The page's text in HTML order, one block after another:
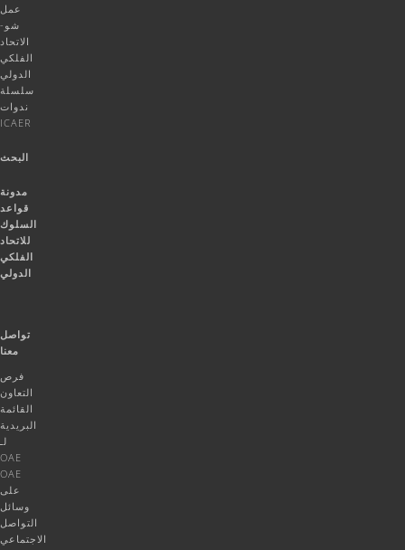
عمل
شو-
الاتحاد
الفلكي
الدولي
سلسلة
ندوات
ICAER
البحث
مدونة
قواعد
السلوك
للاتحاد
الفلكي
الدولي
تواصل
معنا
فرص
التعاون
القائمة
البريدية
لـ
OAE
OAE
على
وسائل
التواصل
الاجتماعي